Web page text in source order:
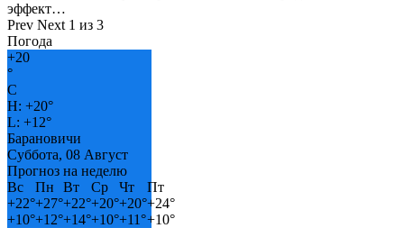
эффект…
Prev Next 1 из 3
Погода
+20
°
C
H: +20°
L: +12°
Барановичи
Суббота, 08 Август
Прогноз на неделю
Вс
Пн Вт Ср Чт
Пт
+22°+27°+22°+20°+20°+24°
+10°+12°+14°+10°+11°+10°